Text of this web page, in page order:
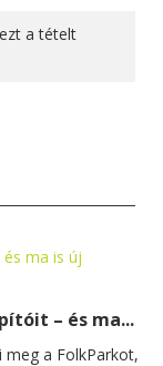
a tételt
– és ma...
a FolkParkot,